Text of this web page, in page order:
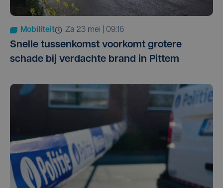
Mobiliteit za 23 mei | 09:16
Snelle tussenkomst voorkomt grotere
schade bij verdachte brand in Pittem